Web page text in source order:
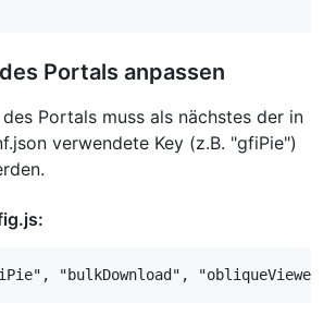
Portals anpassen
Portals muss als nächstes der in
verwendete Key (z.B. "gfiPie")